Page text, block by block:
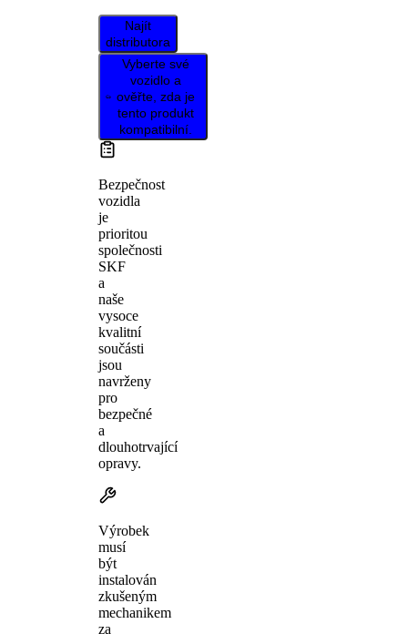
Najít
distributora
Vyberte své
vozidlo a
ověřte, zda je
tento produkt
kompatibilní.
Bezpečnost
vozidla
je
prioritou
společnosti
SKF
a
naše
vysoce
kvalitní
součásti
jsou
navrženy
pro
bezpečné
a
dlouhotrvající
opravy.
Výrobek
musí
být
instalován
zkušeným
mechanikem
za